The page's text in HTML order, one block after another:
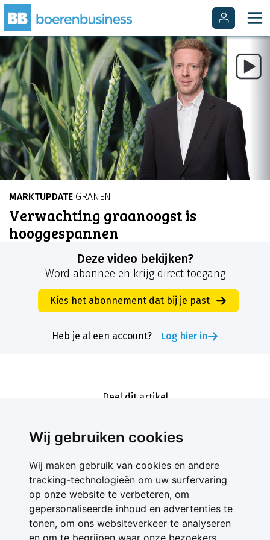
Wij gebruiken cookies
Wij maken gebruik van cookies en andere
tracking-technologieën om uw surfervaring
op onze website te verbeteren, om
gepersonaliseerde inhoud en advertenties te
tonen, om ons websiteverkeer te analyseren
en om te begrijpen waar onze bezoekers
MARKTUPDATE GRANEN
Verwachting graanoogst is
hooggespannen
Deze video bekijken?
Word abonnee en krijg direct toegang
Kies het abonnement dat bij je past
Heb je al een account? Log hier in
Deel dit artikel
Contact
Feedback